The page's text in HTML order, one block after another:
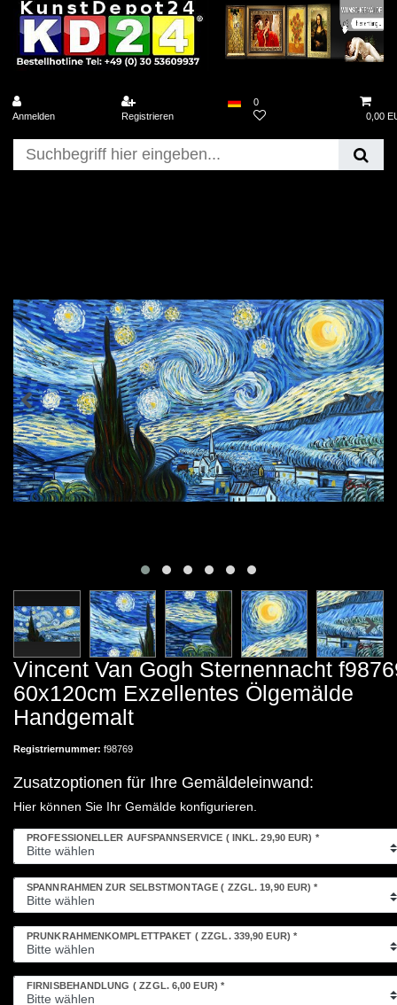
Anmelden Registrieren
0
0,00
Vincent Van Gogh Sternennacht
60x120cm Exzellentes Ölgemälde
Handgemalt
Registriernummer: f98769
Zusatzoptionen für Ihre Gemäldeleinwand:
Hier können Sie Ihr Gemälde konfigurieren.
PROFESSIONELLER AUFSPANNSERVICE ( INKL. 29,90 EUR) *
SPANNRAHMEN ZUR SELBSTMONTAGE ( ZZGL. 19,90 EUR)*
PRUNKRAHMENKOMPLETTPAKET ( ZZGL. 339,90 EUR) *
FIRNISBEHANDLUNG ( ZZGL. 6,00 EUR) *